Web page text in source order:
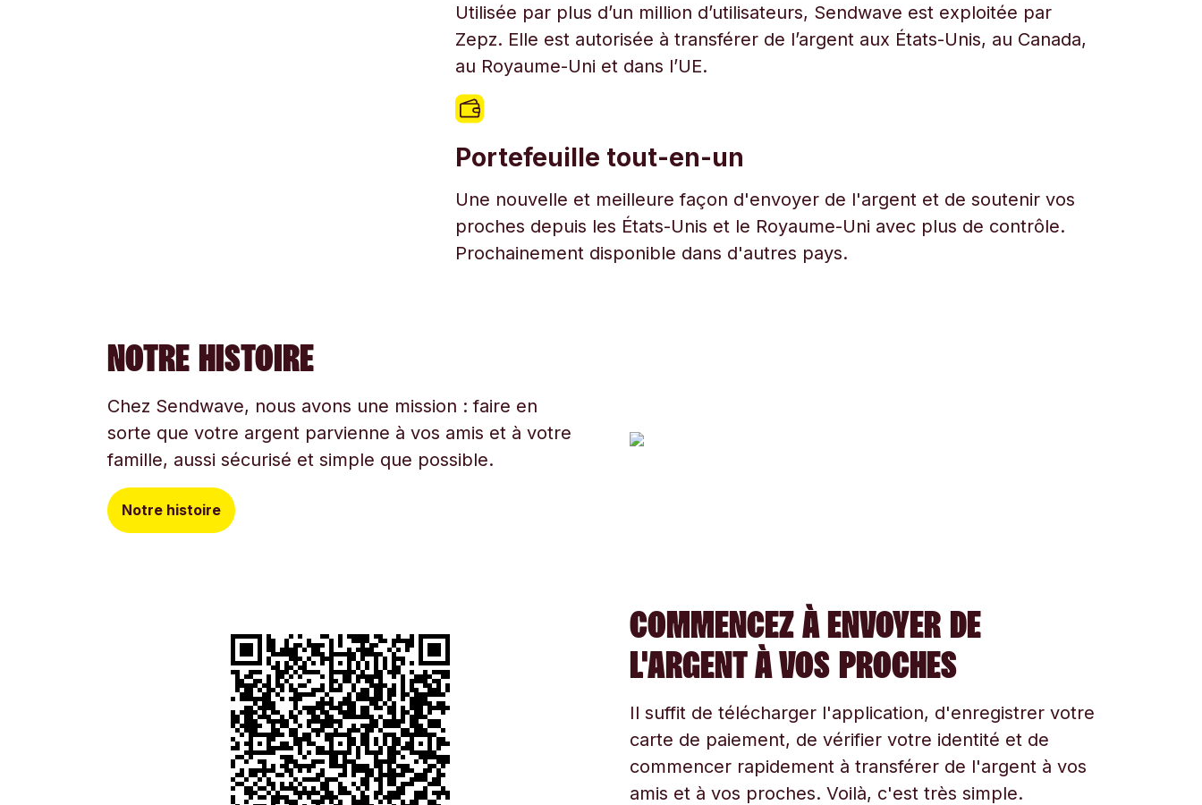
Utilisée par plus d’un million d’utilisateurs, Sendwave est exploitée par
Zepz. Elle est autorisée à transférer de l’argent aux États-Unis, au Canada,
au Royaume-Uni et dans l’UE.
Portefeuille tout-en-un
Une nouvelle et meilleure façon d'envoyer de l'argent et de soutenir vos
proches depuis les États-Unis et le Royaume-Uni avec plus de contrôle.
Prochainement disponible dans d'autres pays.
NOTRE HISTOIRE
Chez Sendwave, nous avons une mission : faire en
sorte que votre argent parvienne à vos amis et à votre
famille, aussi sécurisé et simple que possible.
Notre histoire
COMMENCEZ À ENVOYER DE
L'ARGENT À VOS PROCHES
Il suffit de télécharger l'application, d'enregistrer votre
carte de paiement, de vérifier votre identité et de
commencer rapidement à transférer de l'argent à vos
amis et à vos proches. Voilà, c'est très simple.